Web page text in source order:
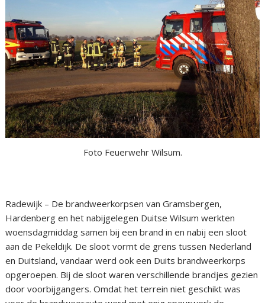
Foto Feuerwehr Wilsum.
Radewijk – De brandweerkorpsen van Gramsbergen,
Hardenberg en het nabijgelegen Duitse Wilsum werkten
woensdagmiddag samen bij een brand in en nabij een sloot
aan de Pekeldijk. De sloot vormt de grens tussen Nederland
en Duitsland, vandaar werd ook een Duits brandweerkorps
opgeroepen. Bij de sloot waren verschillende brandjes gezien
door voorbijgangers. Omdat het terrein niet geschikt was